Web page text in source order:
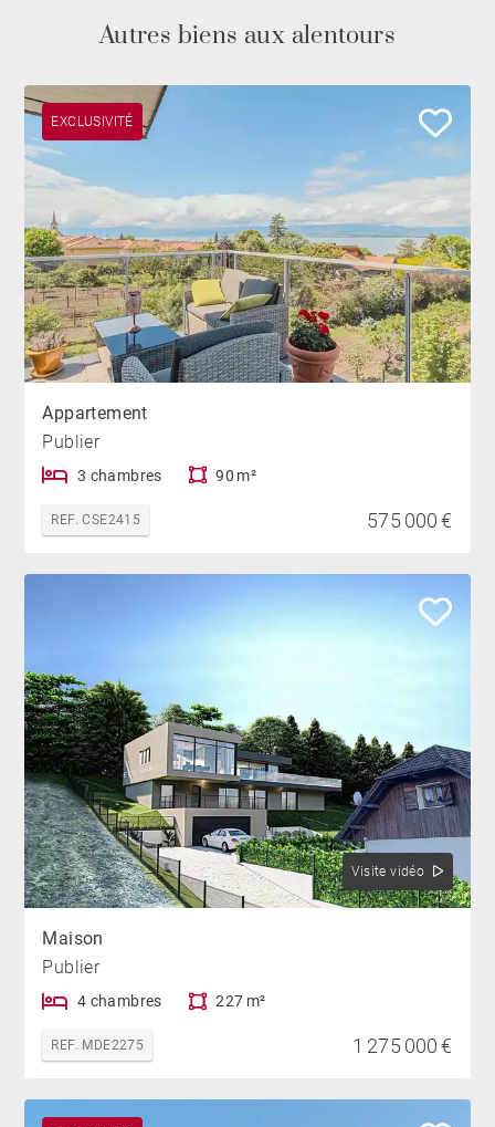
Autres biens aux alentours
EXCLUSIVITÉ
Appartement
Publier
3 chambres 90 m²
REF. CSE2415 575 000 €
Visite vidéo
Maison
Publier
4 chambres 227 m²
REF. MDE2275 1 275 000 €